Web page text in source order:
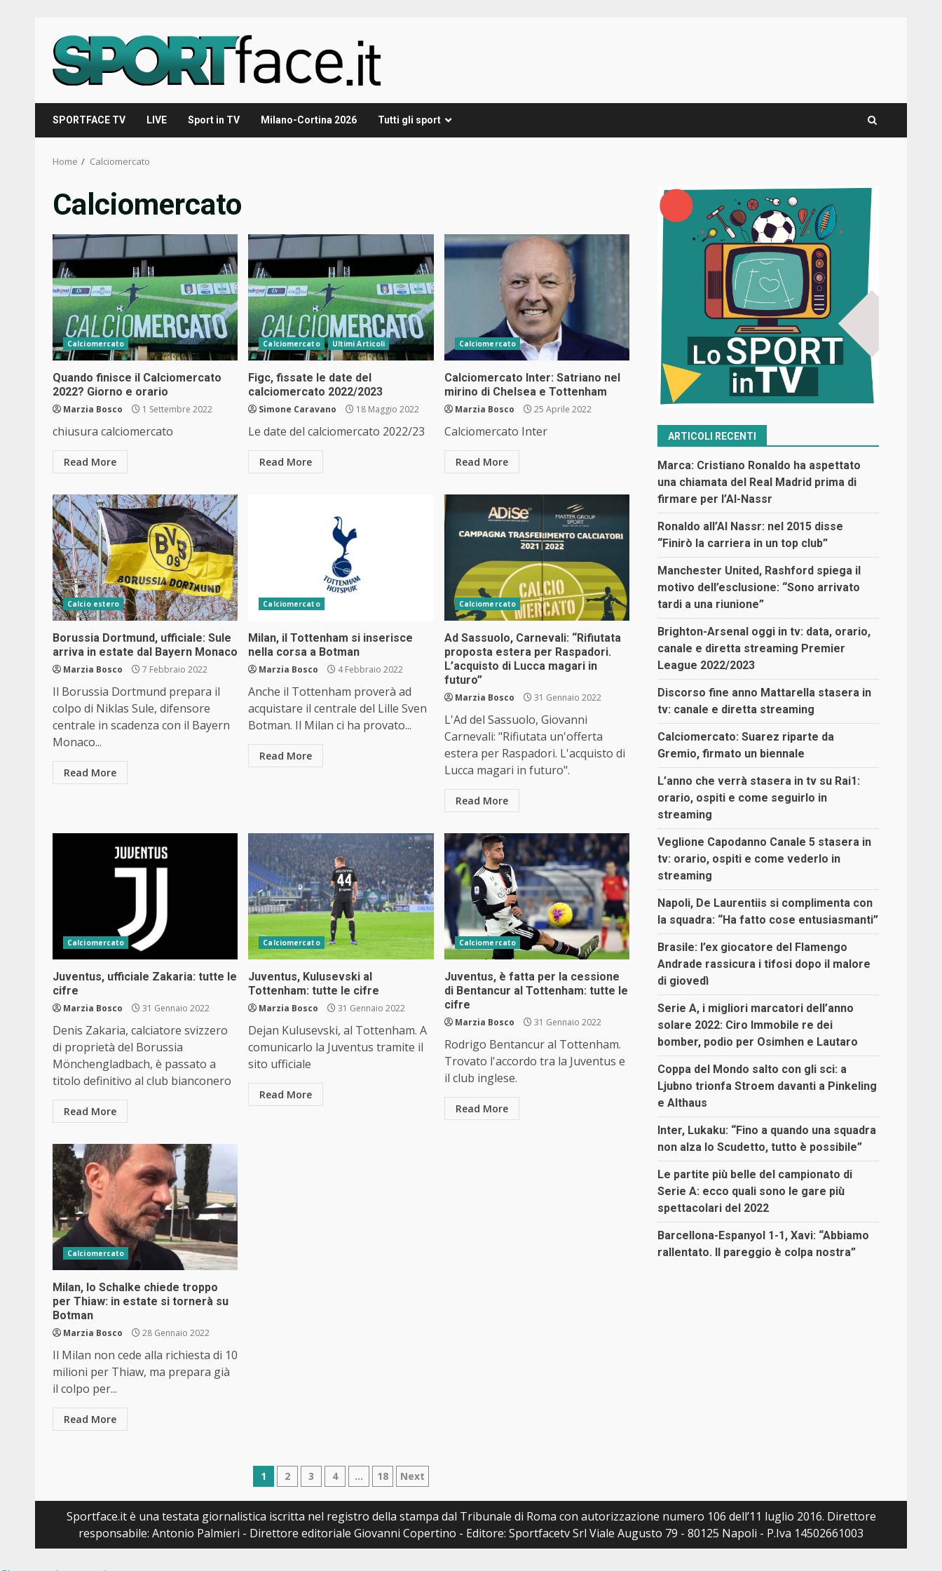
content
SPORTFACE TV LIVE Sport in TV Milano-Cortina 2026 Tutti gli sport
Home Calciomercato
Calciomercato
Calciomercato
Quando finisce il Calciomercato
2022? Giorno e orario
Marzia Bosco 1 Settembre 2022
chiusura calciomercato
Read More
Calciomercato Ultimi Articoli
Figc, fissate le date del
calciomercato 2022/2023
Simone Caravano 18 Maggio 2022
Le date del calciomercato 2022/23
Read More
Calciomercato
Calciomercato Inter: Satriano nel
mirino di Chelsea e Tottenham
Marzia Bosco 25 Aprile 2022
Calciomercato Inter
Read More
Calcio estero
Borussia Dortmund, ufficiale: Sule
arriva in estate dal Bayern Monaco
Marzia Bosco 7 Febbraio 2022
Il Borussia Dortmund prepara il
colpo di Niklas Sule, difensore
centrale in scadenza con il Bayern
Monaco...
Read More
Calciomercato
Milan, il Tottenham si inserisce
nella corsa a Botman
Marzia Bosco 4 Febbraio 2022
Anche il Tottenham proverà ad
acquistare il centrale del Lille Sven
Botman. Il Milan ci ha provato...
Read More
Calciomercato
Ad Sassuolo, Carnevali: “Rifiutata
proposta estera per Raspadori.
L’acquisto di Lucca magari in
futuro”
Marzia Bosco 31 Gennaio 2022
L'Ad del Sassuolo, Giovanni
Carnevali: "Rifiutata un'offerta
estera per Raspadori. L'acquisto di
Lucca magari in futuro".
Read More
Calciomercato
Juventus, ufficiale Zakaria: tutte le
cifre
Marzia Bosco 31 Gennaio 2022
Denis Zakaria, calciatore svizzero
di proprietà del Borussia
Mönchengladbach, è passato a
titolo definitivo al club bianconero
Read More
Calciomercato
Juventus, Kulusevski al
Tottenham: tutte le cifre
Marzia Bosco 31 Gennaio 2022
Dejan Kulusevski, al Tottenham. A
comunicarlo la Juventus tramite il
sito ufficiale
Read More
Calciomercato
Juventus, è fatta per la cessione
di Bentancur al Tottenham: tutte le
cifre
Marzia Bosco 31 Gennaio 2022
Rodrigo Bentancur al Tottenham.
Trovato l'accordo tra la Juventus e
il club inglese.
Read More
Calciomercato
Milan, lo Schalke chiede troppo
per Thiaw: in estate si tornerà su
Botman
Marzia Bosco 28 Gennaio 2022
Il Milan non cede alla richiesta di 10
milioni per Thiaw, ma prepara già
il colpo per...
Read More
Navigazione
articoli
1 2 3 4 … 18 Next
ARTICOLI RECENTI
Marca: Cristiano Ronaldo ha aspettato
una chiamata del Real Madrid prima di
firmare per l’Al-Nassr
Ronaldo all’Al Nassr: nel 2015 disse
“Finirò la carriera in un top club”
Manchester United, Rashford spiega il
motivo dell’esclusione: “Sono arrivato
tardi a una riunione”
Brighton-Arsenal oggi in tv: data, orario,
canale e diretta streaming Premier
League 2022/2023
Discorso fine anno Mattarella stasera in
tv: canale e diretta streaming
Calciomercato: Suarez riparte da
Gremio, firmato un biennale
L’anno che verrà stasera in tv su Rai1:
orario, ospiti e come seguirlo in
streaming
Veglione Capodanno Canale 5 stasera in
tv: orario, ospiti e come vederlo in
streaming
Napoli, De Laurentiis si complimenta con
la squadra: “Ha fatto cose entusiasmanti”
Brasile: l’ex giocatore del Flamengo
Andrade rassicura i tifosi dopo il malore
di giovedì
Serie A, i migliori marcatori dell’anno
solare 2022: Ciro Immobile re dei
bomber, podio per Osimhen e Lautaro
Coppa del Mondo salto con gli sci: a
Ljubno trionfa Stroem davanti a Pinkeling
e Althaus
Inter, Lukaku: “Fino a quando una squadra
non alza lo Scudetto, tutto è possibile”
Le partite più belle del campionato di
Serie A: ecco quali sono le gare più
spettacolari del 2022
Barcellona-Espanyol 1-1, Xavi: “Abbiamo
rallentato. Il pareggio è colpa nostra”
Sportface.it è una testata giornalistica iscritta nel registro della stampa dal Tribunale di Roma con autorizzazione numero 106 dell’11 luglio 2016. Direttore
responsabile: Antonio Palmieri - Direttore editoriale Giovanni Copertino - Editore: Sportfacetv Srl Viale Augusto 79 - 80125 Napoli - P.Iva 14502661003